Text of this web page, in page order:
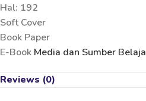
Hal: 192
Soft Cover
Book Paper
E-Book Media dan Sumber
Reviews (0)